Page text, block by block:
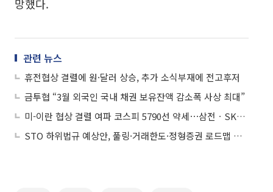
망했다.
관련 뉴스
휴전협상 결렬에 원·달러 상승, 추가 소식부재에 전고후저
금투협 “3월 외국인 국내 채권 보유잔액 감소폭 사상 최대”
미-이란 협상 결렬 여파 코스피 5790선 약세⋯삼전ㆍSK하닉 엇갈려
STO 하위법규 예상안, 풀링·거래한도·정형증권 로드맵 제시